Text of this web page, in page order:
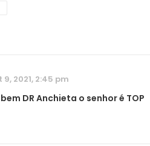
9, 2021, 2:45 pm
DR Anchieta o senhor é TOP